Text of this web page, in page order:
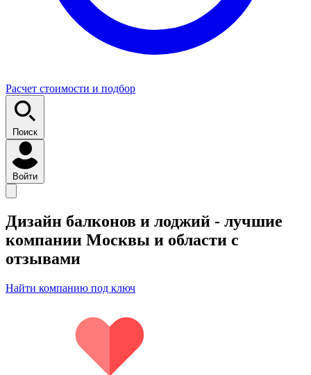
Расчет стоимости и подбор
Поиск
Войти
Дизайн балконов и лоджий - лучшие
компании Москвы и области с
отзывами
Найти компанию под ключ